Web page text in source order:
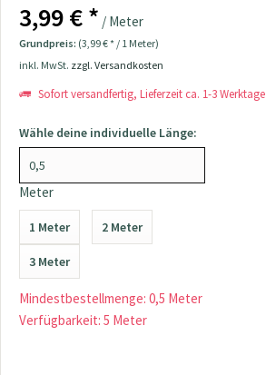
3,99 € * / Meter
Grundpreis: (3,99 € * / 1 Meter)
inkl. MwSt. zzgl. Versandkosten
Sofort versandfertig, Lieferzeit ca. 1-3 Werktage
Wähle deine individuelle Länge:
Meter
1 Meter 2 Meter
3 Meter
Mindestbestellmenge: 0,5 Meter
Verfügbarkeit: 5 Meter